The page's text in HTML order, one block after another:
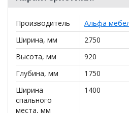
**Цены на официальном сайте
действительны только для
могут отличаться от цен в
салонах сети!
Производитель
Альфа
Ширина, мм
2750
Высота, мм
920
Глубина, мм
1750
Ширина
спального
места, мм
1400